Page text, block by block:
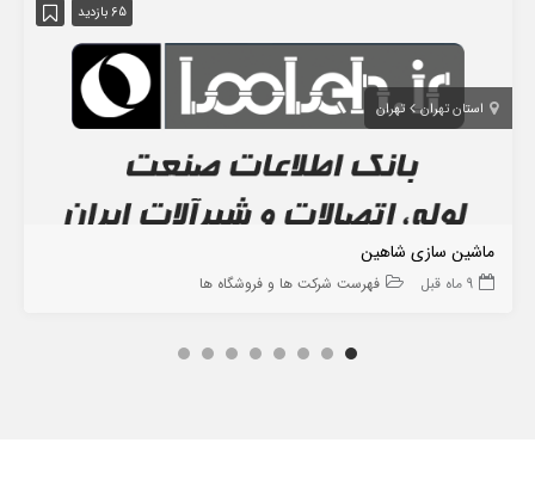
65 بازدید
استان تهران تهران
ماشین سازی شاهین
9 ماه قبل فهرست شرکت ها و فروشگاه ها